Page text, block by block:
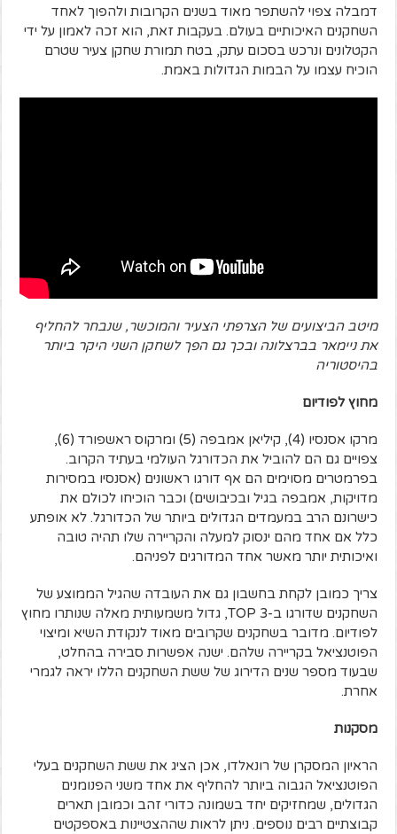
דמבלה צפוי להשתפר מאוד בשנים הקרובות ולהפוך לאחד
השחקנים האיכותיים בעולם. בעקבות זאת, הוא זכה לאמון על ידי
הקטלונים ונרכש בסכום עתק, בטח תמורת שחקן צעיר שטרם
הוכיח עצמו על הבמות הגדולות באמת.
מיטב הביצועים של הצרפתי הצעיר והמוכשר, שנבחר להחליף
את ניימאר בברצלונה ובכך גם הפך לשחקן השני היקר ביותר
בהיסטוריה
מחוץ לפודיום
מרקו אסנסיו (4), קיליאן אמבפה (5) ומרקוס ראשפורד (6),
צפויים גם הם להוביל את הכדורגל העולמי בעתיד הקרוב.
בפרמטרים מסוימים הם אף דורגו ראשונים (אסנסיו במסירות
מדויקות, אמבפה בגיל ובכיבושים) וכבר הוכיחו לכולם את
כישרונם הרב במעמדים הגדולים ביותר של הכדורגל. לא אופתע
כלל אם אחד מהם ינסוק למעלה והקריירה שלו תהיה טובה
ואיכותית יותר מאשר אחד המדורגים לפניהם.
צריך כמובן לקחת בחשבון גם את העובדה שהגיל הממוצע של
השחקנים שדורגו ב-TOP 3, גדול משמעותית מאלה שנותרו מחוץ
לפודיום. מדובר בשחקנים שקרובים מאוד לנקודת השיא ומיצוי
הפוטנציאל בקריירה שלהם. ישנה אפשרות סבירה בהחלט,
שבעוד מספר שנים הדירוג של ששת השחקנים הללו יראה לגמרי
אחרת.
מסקנות
הראיון המסקרן של רונאלדו, אכן הציג את ששת השחקנים בעלי
הפוטנציאל הגבוה ביותר להחליף את אחד משני הפנומנים
הגדולים, שמחזיקים יחד בשמונה כדורי זהב וכמובן תארים
קבוצתיים רבים נוספים. ניתן לראות שההצטיינות באספקטים